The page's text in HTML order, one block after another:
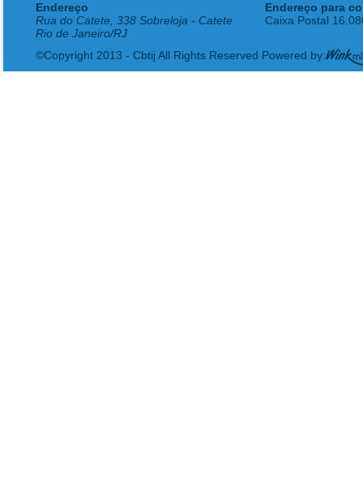
Endereço
Rua do Catete, 338 Sobreloja - Catete
Rio de Janeiro/RJ
Endereço para
Caixa Postal
©Copyright 2013 - Cbtij All Rights Reserved Powered by: